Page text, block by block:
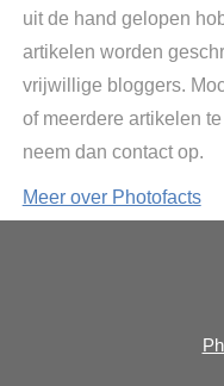
uit de hand gelopen
artikelen worden
vrijwillige bloggers.
of meerdere artikelen
neem dan contact op.
Meer over Photofacts